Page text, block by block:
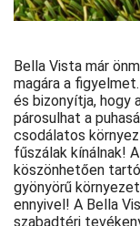
Bella Vista már
magára a
és bizonyítja, hogy
párosulhat a
csodálatos
fűszálak kínálnak!
köszönhetően
gyönyörű
ennyivel! A Bella
szabadtéri